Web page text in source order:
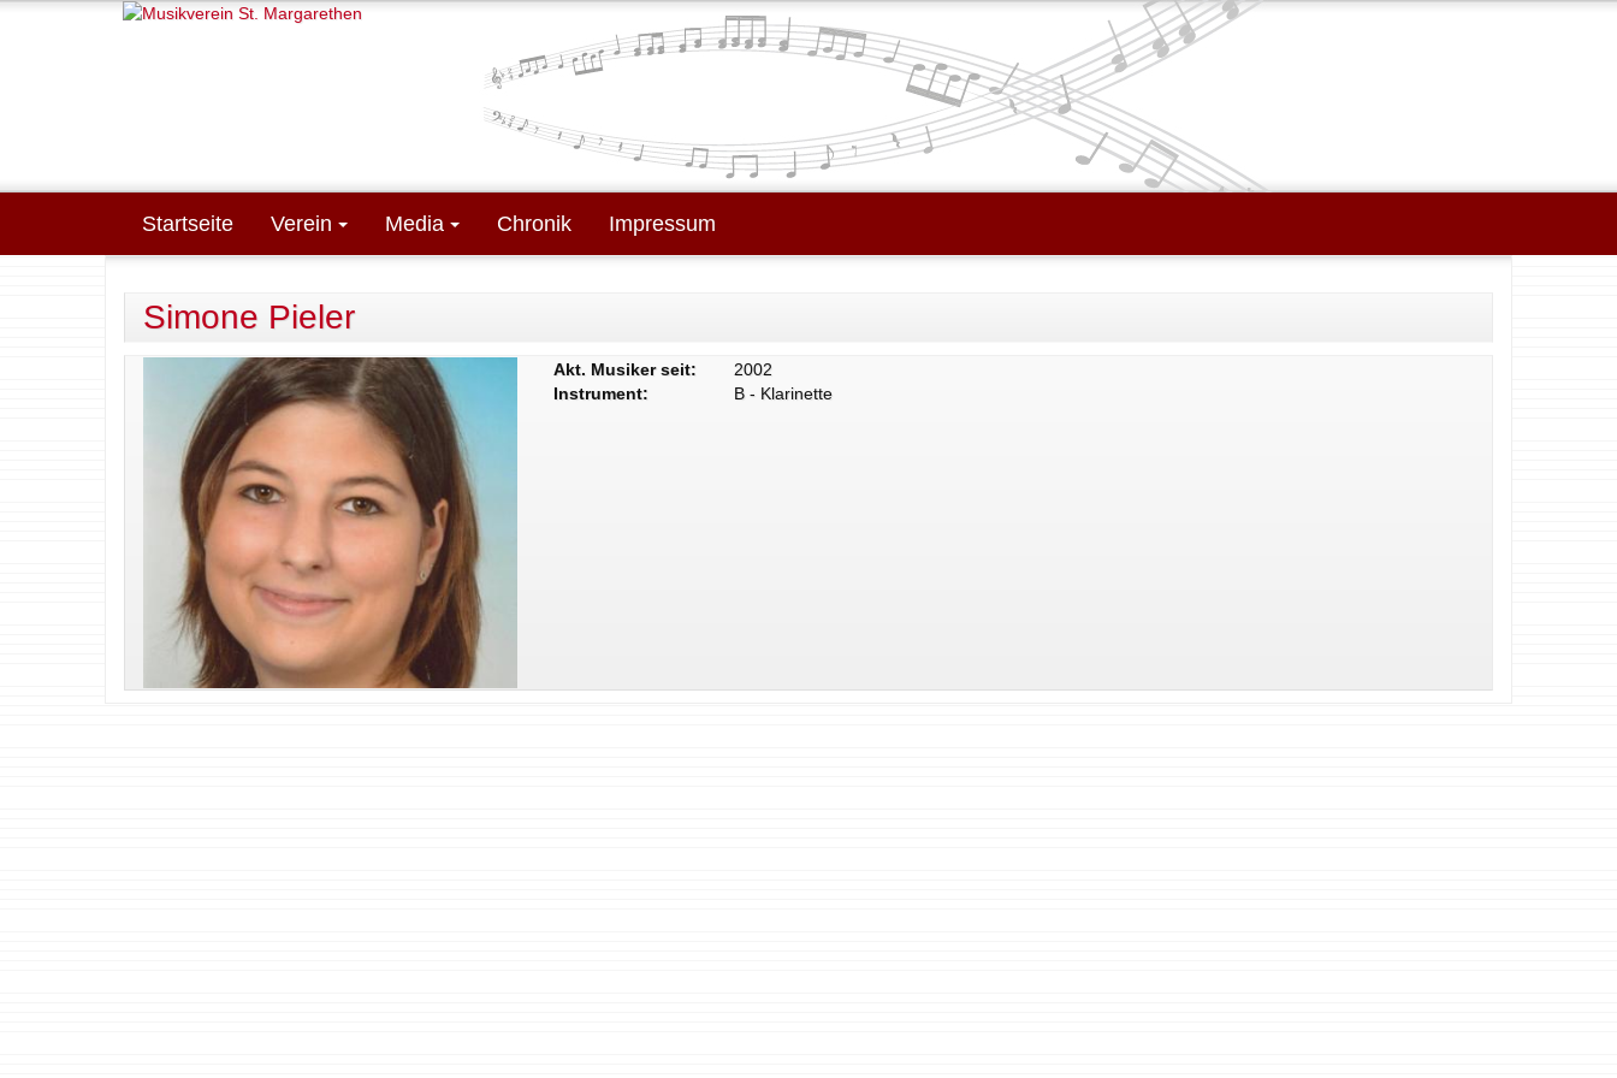
Direkt zum Inhalt
Startseite Verein Media Chronik Impressum
Simone Pieler
Akt. Musiker seit:
2002
Instrument:
B - Klarinette